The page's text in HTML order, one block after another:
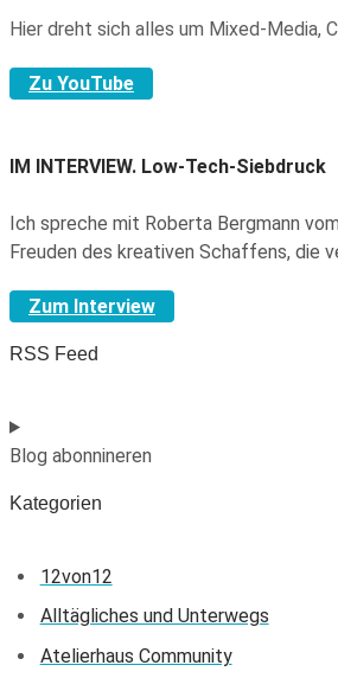
Hier dreht sich alles um Mixed-Media,
Zu YouTube
IM INTERVIEW. Low-Tech-Siebdruck
Ich spreche mit Roberta Bergmann
Freuden des kreativen Schaffens, die
Zum Interview
RSS Feed
Blog abonnineren
Kategorien
12von12
Alltägliches und Unterwegs
Atelierhaus Community